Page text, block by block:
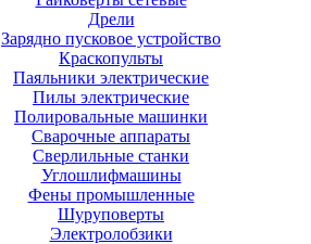
Дрели
Зарядно пусковое устройство
Краскопульты
Паяльники электрические
Пилы электрические
Полировальные машинки
Сварочные аппараты
Сверлильные станки
Углошлифмашины
Фены промышленные
Шуруповерты
Электролобзики